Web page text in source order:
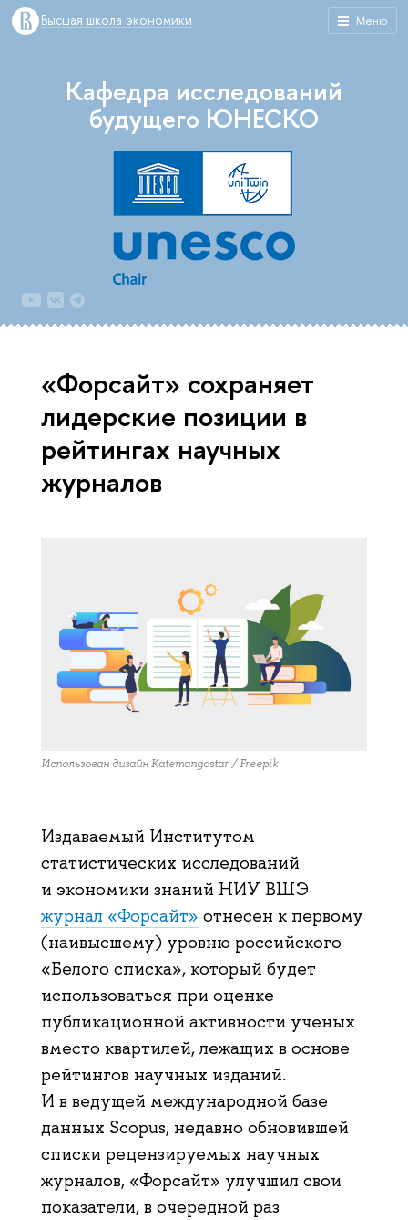
Меню
Высшая школа экономики
Кафедра исследований
будущего ЮНЕСКО
«Форсайт» сохраняет
лидерские позиции в
рейтингах научных
журналов
Использован дизайн Katemangostar / Freepik
Издаваемый Институтом
статистических исследований
и экономики знаний НИУ ВШЭ
журнал «Форсайт» отнесен к первому
(наивысшему) уровню российского
«Белого списка», который будет
использоваться при оценке
публикационной активности ученых
вместо квартилей, лежащих в основе
рейтингов научных изданий.
И в ведущей международной базе
данных Scopus, недавно обновившей
списки рецензируемых научных
журналов, «Форсайт» улучшил свои
показатели, в очередной раз